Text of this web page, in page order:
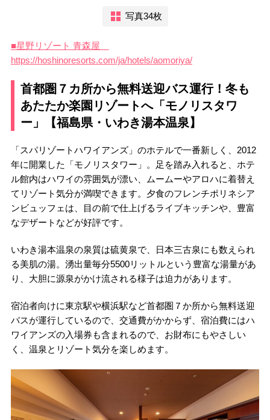
写真34枚
■星野リゾート 青森屋
https://hoshinoresorts.com/ja/hotels/aomoriya/
首都圏７カ所から無料送迎バス運行！冬も
あたたか楽園リゾートへ「モノリスタワ
ー」【福島県・いわき湯本温泉】
「スパリゾートハワイアンズ」のホテルで一番新しく、2012
年に開業した「モノリスタワー」。足を踏み入れると、ホテ
ル館内はハワイの雰囲気が漂い、ムームーやアロハに着替え
てリゾート気分が満喫できます。夕食のフレンチポリネシア
ンビュッフェは、目の前で仕上げるライブキッチンや、豊富
なデザートなどが好評です。
いわき湯本温泉の泉質は硫黄泉で、日本三古泉にも数えられ
る美肌の湯。湧出量毎分5500リットルという豊富な湯量があ
り、大胆に源泉がかけ流される様子は迫力があります。
宿泊者向けに東京駅や横浜駅など首都圏７か所から無料送迎
バスが運行しているので、交通費がかからず、宿泊費にはハ
ワイアンズの入場券も含まれるので、お財布にもやさしい
く、温泉とリゾート気分を楽しめます。